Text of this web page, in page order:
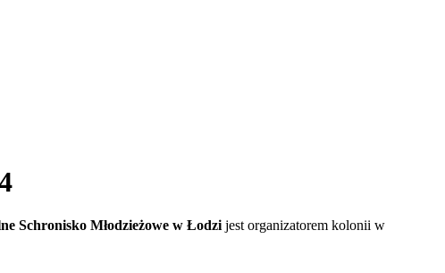
Schronisko Młodzieżowe w Łodzi jest organizatorem kolonii w